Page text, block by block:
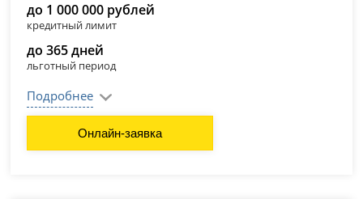
до 1 000 000 рублей
кредитный лимит
до 365 дней
льготный период
Подробнее
Онлайн-заявка